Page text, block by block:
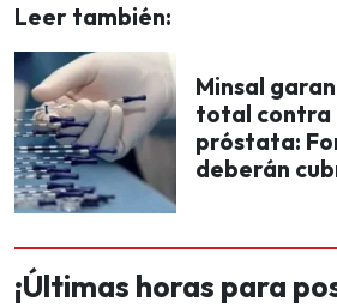
Leer también:
Minsal
total contra
próstata:
deberán
¡Últimas horas para